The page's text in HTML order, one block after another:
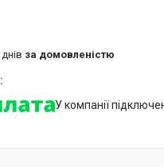
за домовленістю
У компанії